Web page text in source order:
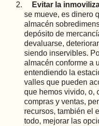
Evitar la
se mueve, es dinero
almacén
depósito de
devaluarse,
siendo inservibles.
almacén conforme a
entendiendo la
valles que pueden
que hemos vivido, o,
compras y ventas,
recursos, también el
todo, mejorar las